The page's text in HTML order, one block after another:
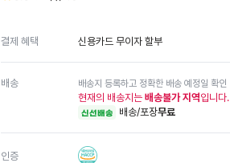
결제 혜택 신용카드 무이자 할부
배송 배송지 등록하고 정확한 배송 예정일 확인
현재의 배송지는 배송불가 지역입니다.
신선배송 배송/포장무료
인증